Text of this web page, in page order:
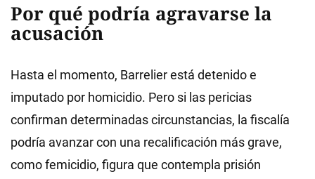
Por qué podría agravarse la
acusación
Hasta el momento, Barrelier está detenido e
imputado por homicidio. Pero si las pericias
confirman determinadas circunstancias, la fiscalía
podría avanzar con una recalificación más grave,
como femicidio, figura que contempla prisión